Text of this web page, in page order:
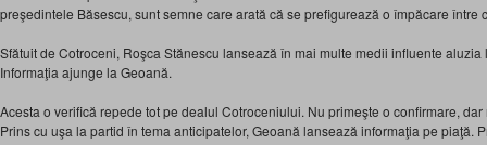
preşedintele Băsescu, sunt semne care arată că se prefigurează o împăcare între
Sfătuit de Cotroceni, Roşca Stănescu lansează în mai multe medii influente
Informaţia ajunge la Geoană.
Acesta o verifică repede tot pe dealul Cotroceniului. Nu primeşte o confirmare,
Prins cu uşa la partid în tema anticipatelor, Geoană lansează informaţia pe piaţă.